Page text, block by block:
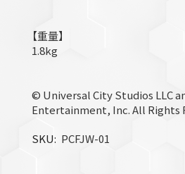
【重量】
1.8kg
© Universal City Studios LLC
Entertainment, Inc. All Rights
SKU
PCFJW-01